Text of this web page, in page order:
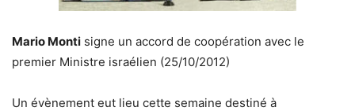
Mario Monti signe un accord de coopération avec le
premier Ministre israélien (25/10/2012)
Un évènement eut lieu cette semaine destiné à